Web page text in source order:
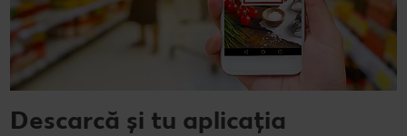
Descarcă și tu aplicația